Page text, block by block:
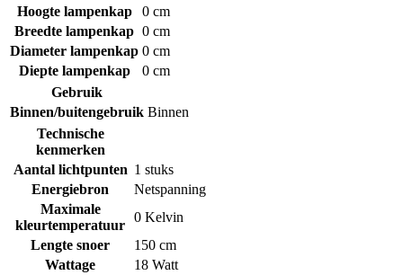
Hoogte lampenkap
0 cm
Breedte lampenkap 0 cm
Diameter lampenkap 0 cm
Diepte lampenkap
0 cm
Gebruik
Binnen/buitengebruik Binnen
Technische
kenmerken
Aantal lichtpunten 1 stuks
Energiebron
Netspanning
Maximale
kleurtemperatuur
0 Kelvin
Lengte snoer
150 cm
Wattage
18 Watt